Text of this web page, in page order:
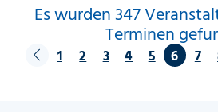
Es wurden 347
Terminen
1 2 3 4 5 6 7